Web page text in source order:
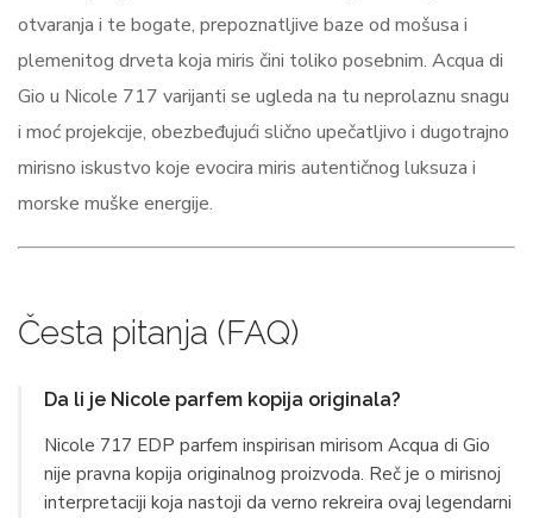
otvaranja i te bogate, prepoznatljive baze od mošusa i
plemenitog drveta koja miris čini toliko posebnim. Acqua di
Gio u Nicole 717 varijanti se ugleda na tu neprolaznu snagu
i moć projekcije, obezbeđujući slično upečatljivo i dugotrajno
mirisno iskustvo koje evocira miris autentičnog luksuza i
morske muške energije.
Česta pitanja (FAQ)
Da li je Nicole parfem kopija originala?
Nicole 717 EDP parfem inspirisan mirisom Acqua di Gio
nije pravna kopija originalnog proizvoda. Reč je o mirisnoj
interpretaciji koja nastoji da verno rekreira ovaj legendarni